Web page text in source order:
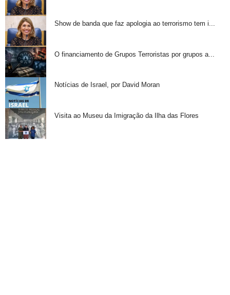
Show de banda que faz apologia ao terrorismo tem i...
O financiamento de Grupos Terroristas por grupos a...
Notícias de Israel, por David Moran
Visita ao Museu da Imigração da Ilha das Flores